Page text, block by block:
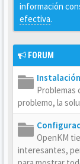
información
efectiva.
FORUM
Instalación
Problemas
problemo, la
OpenKM
interesantes,